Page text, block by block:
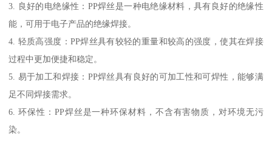
3. 良好的电绝缘性：PP焊丝是一种电绝缘材料，具有良好的绝缘性
能，可用于电子产品的绝缘焊接。
4. 轻质高强度：PP焊丝具有较轻的重量和较高的强度，使其在焊接
过程中更加便捷和稳定。
5. 易于加工和焊接：PP焊丝具有良好的可加工性和可焊性，能够满
足不同焊接需求。
6. 环保性：PP焊丝是一种环保材料，不含有害物质，对环境无污
染。